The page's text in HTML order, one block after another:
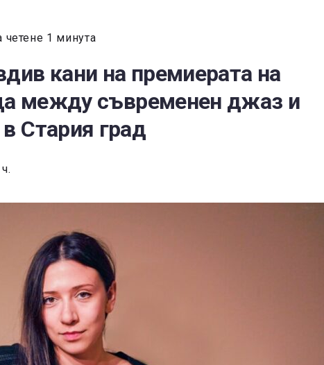
1 минута
кани на премиерата на
между съвременен джаз и
Стария град